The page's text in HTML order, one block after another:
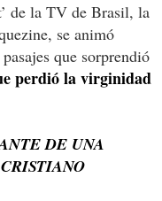
de la TV de Brasil, la
se animó
que sorprendió
perdió la virginidad
DE UNA